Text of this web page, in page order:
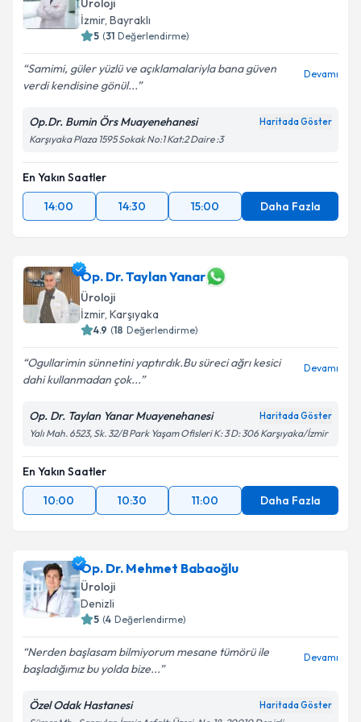
Üroloji
İzmir, Bayraklı
5 (31 Değerlendirme)
Samimi, güler yüzlü ve açıklamalariyla bana güven
verdi kendisine gönül...
Devamı
Op.Dr. Bumin Örs Muayenehanesi Haritada Göster
Karşıyaka Plaza 1595 Sokak No:1 Kat:2 Daire :3
En Yakın Saatler
14:00
14:30 15:00 Daha Fazla
Op. Dr. Taylan Yanar
Üroloji
İzmir, Karşıyaka
4.9 (18 Değerlendirme)
Ogullarimin sünnetini yaptırdık.Bu süreci ağrı kesici
dahi kullanmadan çok...
Devamı
Op. Dr. Taylan Yanar Muayenehanesi Haritada Göster
Yalı Mah. 6523, Sk. 32/B Park Yaşam Ofisleri K: 3 D: 306 Karşıyaka/İzmir
En Yakın Saatler
10:00
10:30 11:00 Daha Fazla
Op. Dr. Mehmet Babaoğlu
Üroloji
Denizli
5 (4 Değerlendirme)
Nerden başlasam bilmiyorum mesane tümörü ile
başladığımız bu yolda bize...
Devamı
Özel Odak Hastanesi Haritada Göster